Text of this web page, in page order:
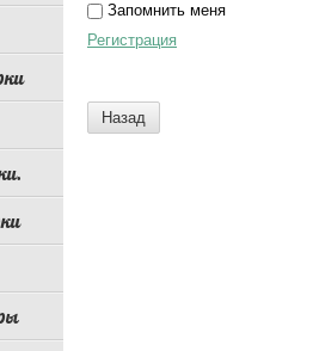
Запомнить меня
Регистрация
Назад